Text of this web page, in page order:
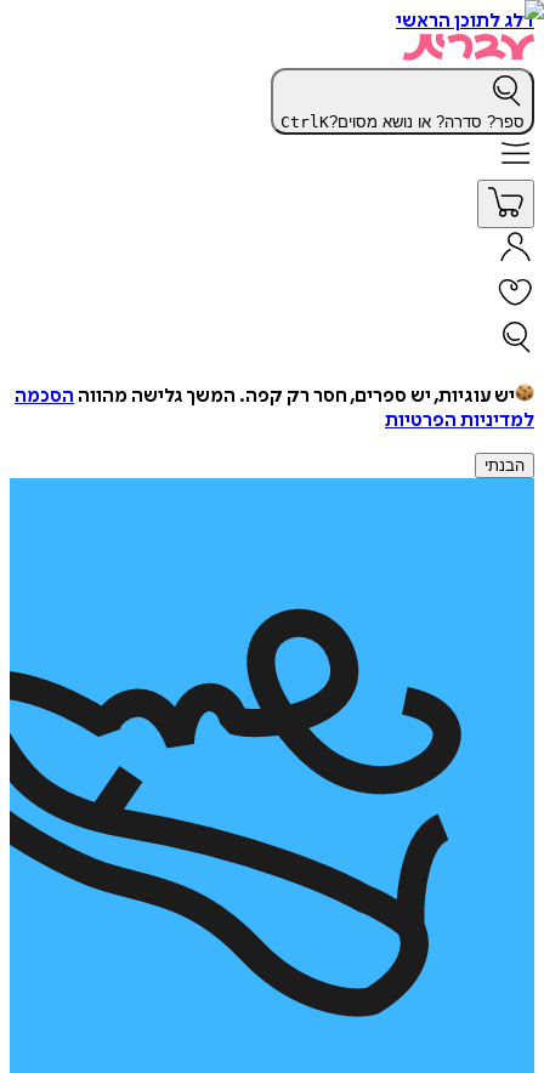
דלג לתוכן הראשי
ספר? סדרה? או נושא מסוים? CtrlK
יש עוגיות, יש ספרים, חסר רק קפה. המשך גלישה מהווה הסכמה
למדיניות הפרטיות
הבנתי